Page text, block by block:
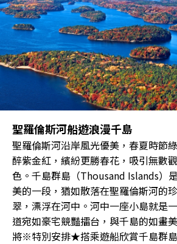
聖羅倫斯河船遊浪漫千島
聖羅倫斯河沿岸風光優美，春夏時節
醉紫金紅，繽紛更勝春花，吸引無數
色。千島群島（Thousand Islands）
美的一段，猶如散落在聖羅倫斯河的
翠，漂浮在河中。河中一座小島就是
道宛如豪宅競豔擂台，與千島的如畫
將※特別安排★搭乘遊船欣賞千島群島